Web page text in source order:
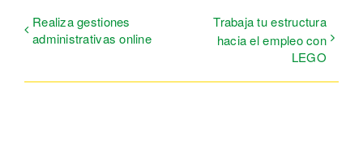
Realiza gestiones
administrativas online
Trabaja tu estructura
hacia el empleo con
LEGO